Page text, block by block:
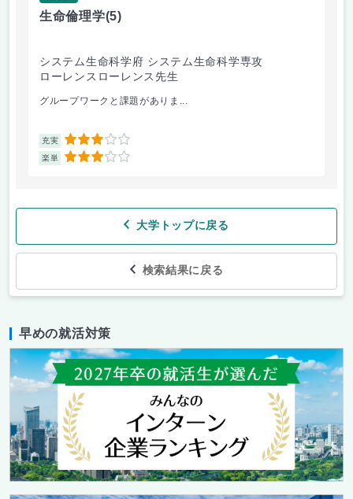
生命倫理学(5)
システム生命科学府 システム生命科学専攻
ローレンスローレンス先生
グループワークと課題がありま...
充実 3
楽単 3
大学トップに戻る
検索結果に戻る
早めの就活対策